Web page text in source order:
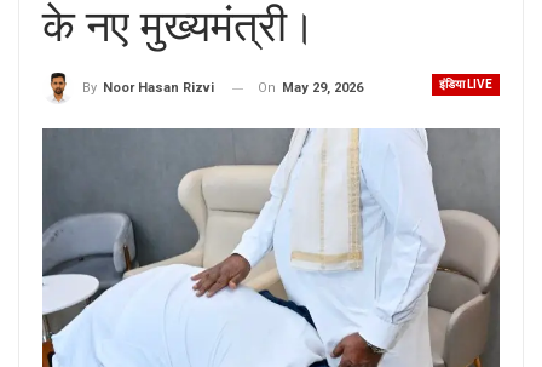
के नए मुख्यमंत्री।
इंडिया LIVE
By Noor Hasan Rizvi On May 29, 2026